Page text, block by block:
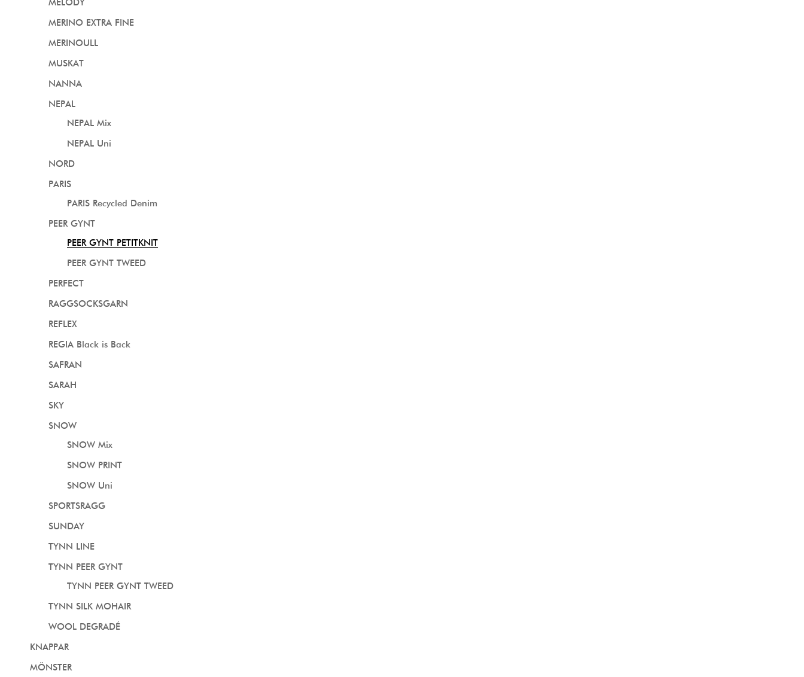
MELODY
MERINO EXTRA FINE
MERINOULL
MUSKAT
NANNA
NEPAL
NEPAL Mix
NEPAL Uni
NORD
PARIS
PARIS Recycled Denim
PEER GYNT
PEER GYNT PETITKNIT
PEER GYNT TWEED
PERFECT
RAGGSOCKSGARN
REFLEX
REGIA Black is Back
SAFRAN
SARAH
SKY
SNOW
SNOW Mix
SNOW PRINT
SNOW Uni
SPORTSRAGG
SUNDAY
TYNN LINE
TYNN PEER GYNT
TYNN PEER GYNT TWEED
TYNN SILK MOHAIR
WOOL DEGRADÉ
KNAPPAR
MÖNSTER